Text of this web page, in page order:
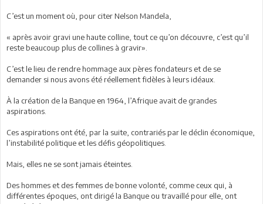
C’est un moment où, pour citer Nelson Mandela,
« après avoir gravi une haute colline, tout ce qu’on découvre, c’est qu’il
reste beaucoup plus de collines à gravir».
C’est le lieu de rendre hommage aux pères fondateurs et de se
demander si nous avons été réellement fidèles à leurs idéaux.
À la création de la Banque en 1964, l’Afrique avait de grandes
aspirations.
Ces aspirations ont été, par la suite, contrariés par le déclin économique,
l’instabilité politique et les défis géopolitiques.
Mais, elles ne se sont jamais éteintes.
Des hommes et des femmes de bonne volonté, comme ceux qui, à
différentes époques, ont dirigé la Banque ou travaillé pour elle, ont